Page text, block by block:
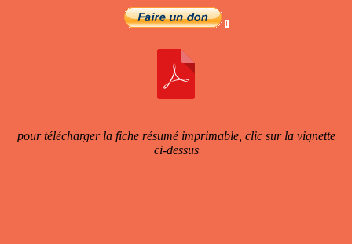
pour télécharger la fiche résumé imprimable, clic sur la vignette
ci-dessus